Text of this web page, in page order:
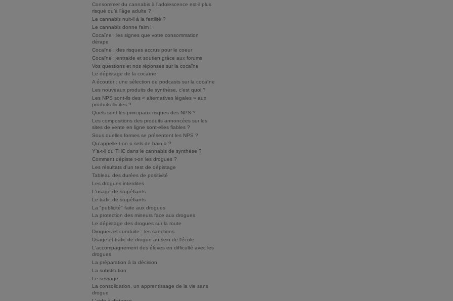
Consommer du cannabis à l’adolescence est-il plus
risqué qu’à l’âge adulte ?
Le cannabis nuit-il à la fertilité ?
Le cannabis donne faim !
Cocaïne : les signes que votre consommation
dérape
Cocaïne : des risques accrus pour le coeur
Cocaïne : entraide et soutien grâce aux forums
Vos questions et nos réponses sur la cocaïne
Le dépistage de la cocaïne
A écouter : une sélection de podcasts sur la cocaïne
Les nouveaux produits de synthèse, c’est quoi ?
Les NPS sont-ils des « alternatives légales » aux
produits illicites ?
Quels sont les principaux risques des NPS ?
Les compositions des produits annoncées sur les
sites de vente en ligne sont-elles fiables ?
Sous quelles formes se présentent les NPS ?
Qu’appelle-t-on « sels de bain » ?
Y’a-t-il du THC dans le cannabis de synthèse ?
Comment dépiste t-on les drogues ?
Les résultats d'un test de dépistage
Tableau des durées de positivité
Les drogues interdites
L'usage de stupéfiants
Le trafic de stupéfiants
La "publicité" faite aux drogues
La protection des mineurs face aux drogues
Le dépistage des drogues sur la route
Drogues et conduite : les sanctions
Usage et trafic de drogue au sein de l'école
L'accompagnement des élèves en difficulté avec les
drogues
La préparation à la décision
La substitution
Le sevrage
La consolidation, un apprentissage de la vie sans
drogue